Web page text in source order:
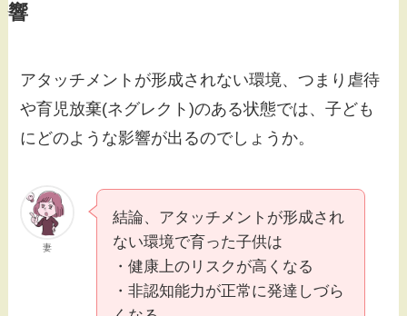
響
アタッチメントが形成されない環境、つまり虐待
や育児放棄(ネグレクト)のある状態では、子ども
にどのような影響が出るのでしょうか。
妻
結論、アタッチメントが形成され
ない環境で育った子供は
・健康上のリスクが高くなる
・非認知能力が正常に発達しづら